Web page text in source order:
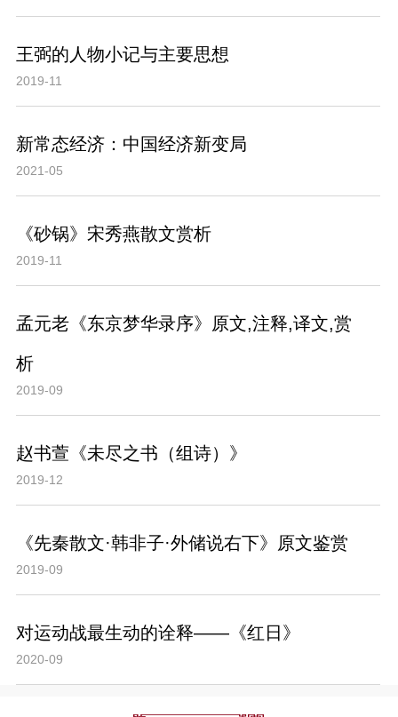
王弼的人物小记与主要思想
2019-11
新常态经济：中国经济新变局
2021-05
《砂锅》宋秀燕散文赏析
2019-11
孟元老《东京梦华录序》原文,注释,译文,赏
析
2019-09
赵书萱《未尽之书（组诗）》
2019-12
《先秦散文·韩非子·外储说右下》原文鉴赏
2019-09
对运动战最生动的诠释——《红日》
2020-09